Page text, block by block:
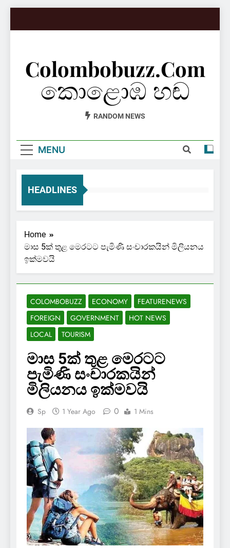
Colombobuzz.com
කොළොඹ හඬ
RANDOM NEWS
MENU
HEADLINES
Home
මාස 5ක් තුළ මෙරටට පැමිණි සංචාරකයින් මිලියනය
ඉක්මවයි
COLOMBOBUZZ ECONOMY
FEATURENEWS
FOREIGN
GOVERNMENT
HOT NEWS
LOCAL
TOURISM
මාස 5ක් තුළ මෙරටට
පැමිණි සංචාරකයින්
මිලියනය ඉක්මවයි
Sp 1 Year Ago 0 1 Mins